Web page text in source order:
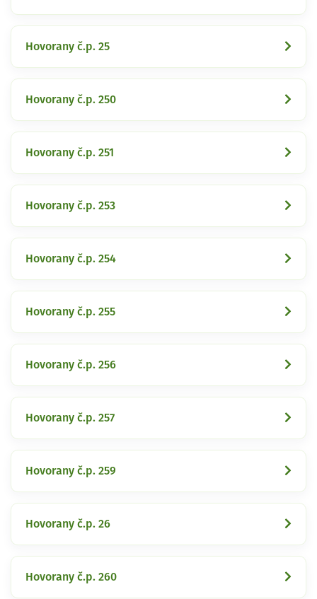
Hovorany č.p. 25
Hovorany č.p. 250
Hovorany č.p. 251
Hovorany č.p. 253
Hovorany č.p. 254
Hovorany č.p. 255
Hovorany č.p. 256
Hovorany č.p. 257
Hovorany č.p. 259
Hovorany č.p. 26
Hovorany č.p. 260